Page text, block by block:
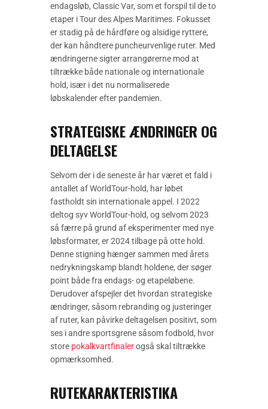
endagsløb, Classic Var, som et forspil til de to
etaper i Tour des Alpes Maritimes. Fokusset
er stadig på de hårdføre og alsidige ryttere,
der kan håndtere puncheurvenlige ruter. Med
ændringerne sigter arrangørerne mod at
tiltrække både nationale og internationale
hold, især i det nu normaliserede
løbskalender efter pandemien.
STRATEGISKE ÆNDRINGER OG
DELTAGELSE
Selvom der i de seneste år har været et fald i
antallet af WorldTour-hold, har løbet
fastholdt sin internationale appel. I 2022
deltog syv WorldTour-hold, og selvom 2023
så færre på grund af eksperimenter med nye
løbsformater, er 2024 tilbage på otte hold.
Denne stigning hænger sammen med årets
nedrykningskamp blandt holdene, der søger
point både fra endags- og etapeløbene.
Derudover afspejler det hvordan strategiske
ændringer, såsom rebranding og justeringer
af ruter, kan påvirke deltagelsen positivt, som
ses i andre sportsgrene såsom fodbold, hvor
store pokalkvartfinalerogså skal tiltrække
opmærksomhed.
RUTEKARAKTERISTIKA